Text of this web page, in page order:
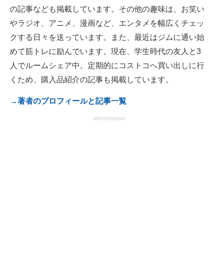
の記事なども掲載しています。その他の趣味は、お笑い
やラジオ、アニメ、漫画など、エンタメを幅広くチェッ
クする日々を送っています。また、最近はジムに通い始
めて筋トレに励んでいます。現在、学生時代の友人と3
人でルームシェア中。定期的にコストコへ買い出しに行
くため、購入品紹介の記事も掲載しています。
→著者のプロフィールと記事一覧
advertisement